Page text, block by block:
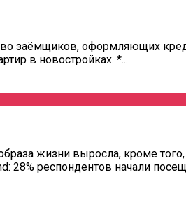
заёмщиков, оформляющих
в новостройках. *...
жизни выросла, кроме
респондентов начали